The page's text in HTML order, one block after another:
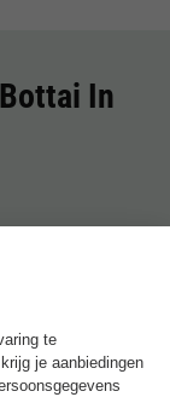
Bottai In
-15%
€ 231,71